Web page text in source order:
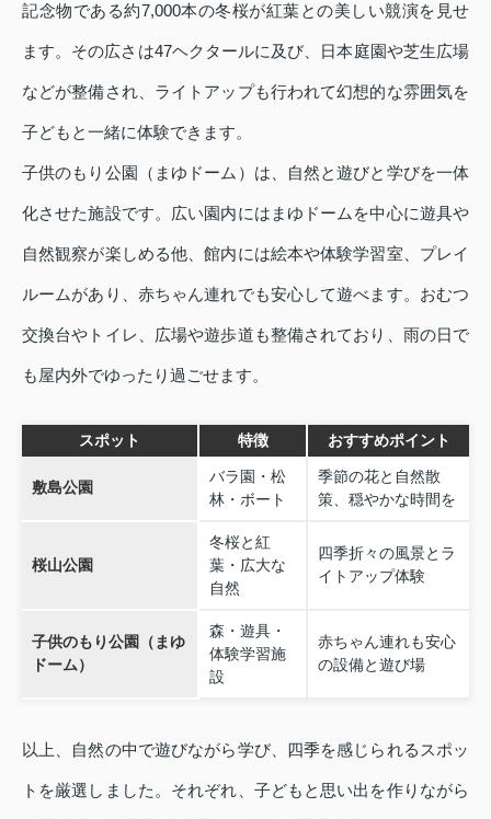
記念物である約7,000本の冬桜が紅葉との美しい競演を見せ
ます。その広さは47ヘクタールに及び、日本庭園や芝生広場
などが整備され、ライトアップも行われて幻想的な雰囲気を
子どもと一緒に体験できます。
子供のもり公園（まゆドーム）は、自然と遊びと学びを一体
化させた施設です。広い園内にはまゆドームを中心に遊具や
自然観察が楽しめる他、館内には絵本や体験学習室、プレイ
ルームがあり、赤ちゃん連れでも安心して遊べます。おむつ
交換台やトイレ、広場や遊歩道も整備されており、雨の日で
も屋内外でゆったり過ごせます。
スポット 特徴 おすすめポイント
敷島公園
バラ園・松
林・ボート
季節の花と自然散
策、穏やかな時間を
桜山公園
冬桜と紅
葉・広大な
自然
四季折々の風景とラ
イトアップ体験
子供のもり公園（まゆ
ドーム）
森・遊具・
体験学習施
設
赤ちゃん連れも安心
の設備と遊び場
以上、自然の中で遊びながら学び、四季を感じられるスポッ
トを厳選しました。それぞれ、子どもと思い出を作りながら